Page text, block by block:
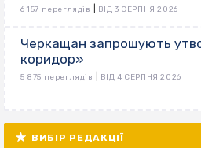
6 157 переглядів ВІД 3 СЕРПНЯ 2026
Черкащан запрошують
коридор»
5 875 переглядів ВІД 4 СЕРПНЯ 2026
ВИБІР РЕДАКЦІЇ